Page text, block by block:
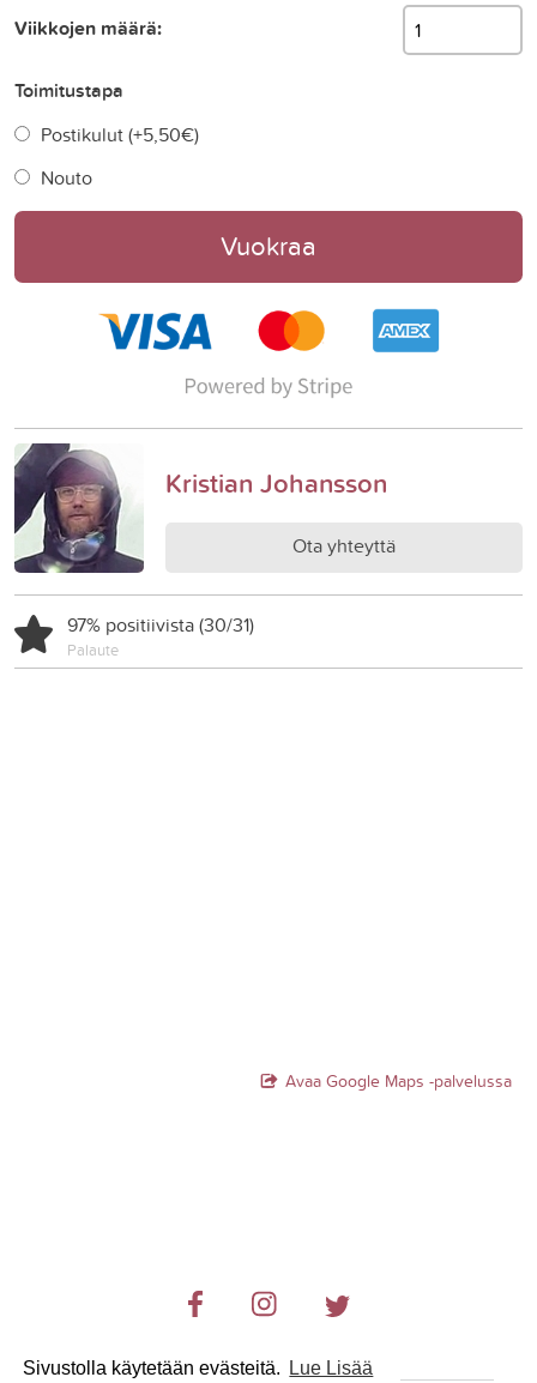
Sivustolla käytetään evästeitä. Lue Lisää
Viikkojen määrä:
Toimitustapa
Postikulut (+5,50€)
Nouto
Vuokraa
Kristian Johansson
Ota yhteyttä
97% positiivista (30/31)
Palaute
Avaa Google Maps -palvelussa